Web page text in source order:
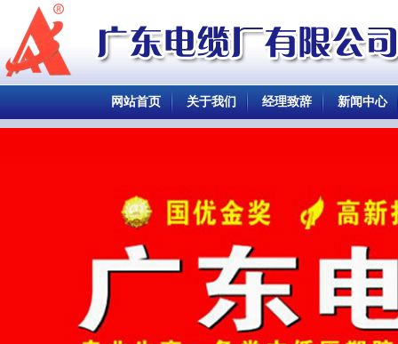
网站首页 关于我们 经理致辞 新闻中心